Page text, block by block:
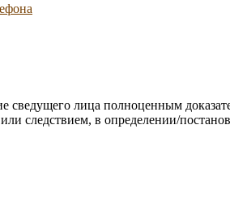
сведущего лица полноценным
следствием, в определении/